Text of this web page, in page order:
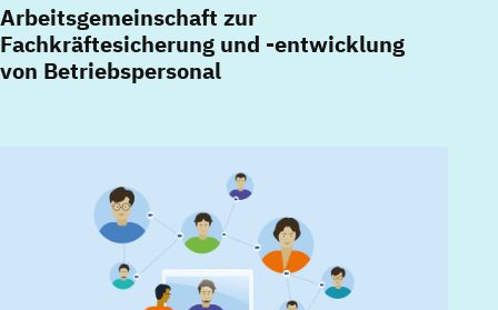
Arbeitsgemeinschaft zur
Fachkräftesicherung und -entwicklung
von Betriebspersonal